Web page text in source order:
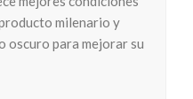
milenario y
oscuro para mejorar su